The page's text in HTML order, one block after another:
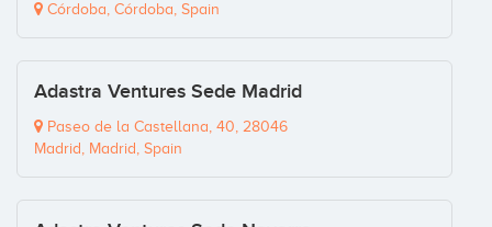
Córdoba, Córdoba, Spain
Adastra Ventures Sede Madrid
Paseo de la Castellana, 40, 28046
Madrid, Madrid, Spain